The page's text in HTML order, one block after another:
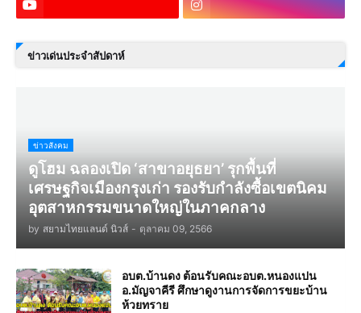
ข่าวเด่นประจำสัปดาห์
ข่าวสังคม
ดูโฮม ฉลองเปิด ‘สาขาอยุธยา’ รุกพื้นที่
เศรษฐกิจเมืองกรุงเก่า รองรับกำลังซื้อเขตนิคม
อุตสาหกรรมขนาดใหญ่ในภาคกลาง
by สยามไทยแลนด์ นิวส์ - ตุลาคม 09, 2566
อบต.บ้านดง ต้อนรับคณะอบต.หนองแปน
อ.มัญจาคีรี ศึกษาดูงานการจัดการขยะบ้าน
ห้วยทราย